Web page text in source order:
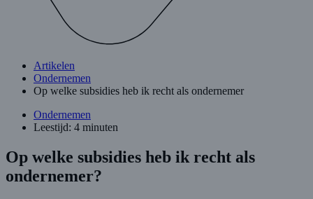
Artikelen
Ondernemen
Op welke subsidies heb ik recht als ondernemer
Ondernemen
Leestijd: 4 minuten
Op welke subsidies heb ik recht als
ondernemer?